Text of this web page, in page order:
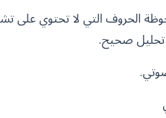
الحروف التي لا تحتوي على
صحيح.